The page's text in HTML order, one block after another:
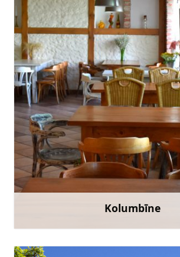
Kolumbīne
kolumbinetalsi@inbox.lv
+371 29243860